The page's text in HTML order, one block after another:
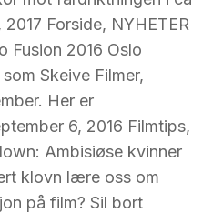
Forside, NYHETER
Fusion 2016 Oslo
Skeive Filmer,
Her er
6, 2016 Filmtips,
Ambisiøse kvinner
klovn lære oss om
på film? Sil bort